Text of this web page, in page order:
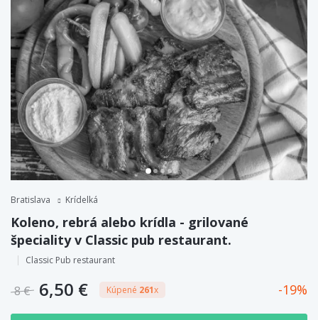
Bratislava Krídelká
Koleno, rebrá alebo krídla - grilované
špeciality v Classic pub restaurant.
Classic Pub restaurant
8 € 6,50 € Kúpené 261x 19